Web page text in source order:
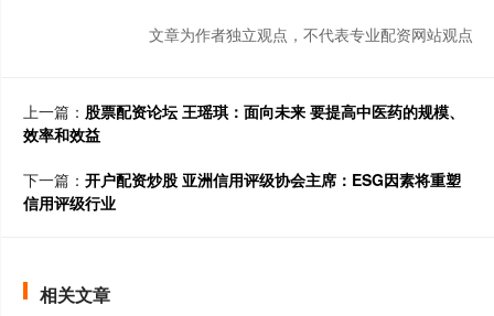
文章为作者独立观点，不代表专业配资网站观点
上一篇： 股票配资论坛 王瑶琪：面向未来 要提高中医药的规模、
效率和效益
下一篇： 开户配资炒股 亚洲信用评级协会主席：ESG因素将重塑
信用评级行业
相关文章